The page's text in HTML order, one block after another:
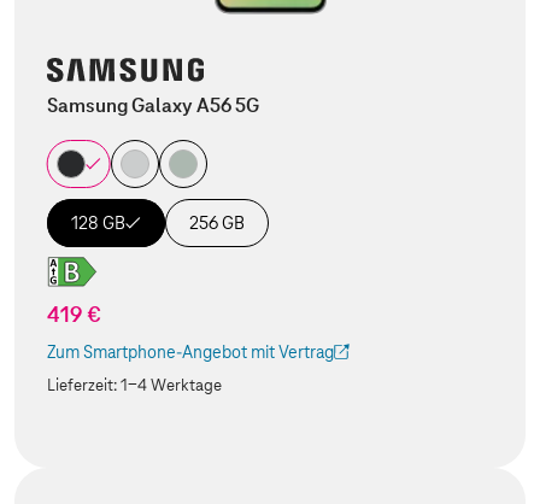
Samsung Galaxy A56 5G
128 GB 256 GB
419 €
Zum Smartphone-Angebot mit Vertrag
(Der Link wird in einem neuen Tab geöffnet)
Lieferzeit:1-4 Werktage